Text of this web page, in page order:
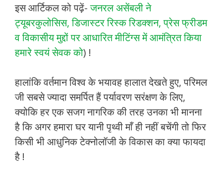
इस आर्टिकल को पढ़ें-जनरल असेंबली ने
ट्यूबरकुलोसिस, डिजास्टर रिस्क रिडक्शन, प्रेस फ्रीडम
व विकासीय मुद्दों पर आधारित मीटिंग्स में आमंत्रित किया
हमारे स्वयं सेवक को) !
हालांकि वर्तमान विश्व के भयावह हालात देखते हुए, परिमल
जी सबसे ज्यादा समर्पित हैं पर्यावरण सरंक्षण के लिए,
क्योकि हर एक सजग नागरिक की तरह उनका भी मानना
है कि अगर हमारा घर यानी पृथ्वी माँ ही नहीं बचेंगी तो फिर
किसी भी आधुनिक टेक्नोलॉजी के विकास का क्या फायदा
है !